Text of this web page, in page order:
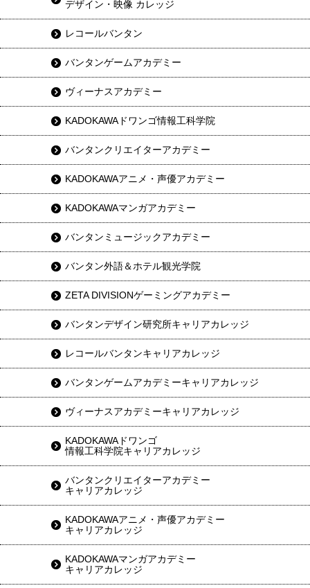
デザイン・映像 カレッジ
レコールバンタン
バンタンゲームアカデミー
ヴィーナスアカデミー
KADOKAWAドワンゴ情報工科学院
バンタンクリエイターアカデミー
KADOKAWAアニメ・声優アカデミー
KADOKAWAマンガアカデミー
バンタンミュージックアカデミー
バンタン外語＆ホテル観光学院
ZETA DIVISIONゲーミングアカデミー
バンタンデザイン研究所キャリアカレッジ
レコールバンタンキャリアカレッジ
バンタンゲームアカデミーキャリアカレッジ
ヴィーナスアカデミーキャリアカレッジ
KADOKAWAドワンゴ
情報工科学院キャリアカレッジ
バンタンクリエイターアカデミー
キャリアカレッジ
KADOKAWAアニメ・声優アカデミー
キャリアカレッジ
KADOKAWAマンガアカデミー
キャリアカレッジ